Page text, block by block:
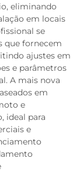
eliminando
em locais
se
que fornecem
ajustes em
e parâmetros
A mais nova
em
e
ideal para
e